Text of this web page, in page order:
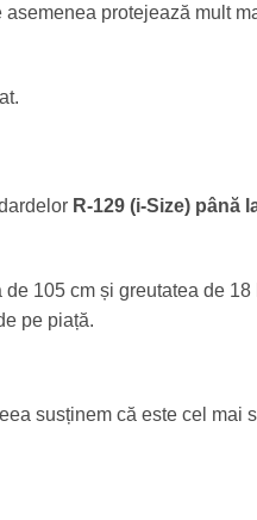
protejează mult
R-129 (i-Size) până
105 cm și greutatea de 18
pe piață.
susținem că este cel mai